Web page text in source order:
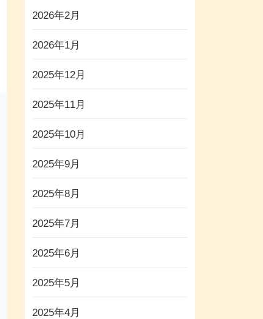
2026年2月
2026年1月
2025年12月
2025年11月
2025年10月
2025年9月
2025年8月
2025年7月
2025年6月
2025年5月
2025年4月